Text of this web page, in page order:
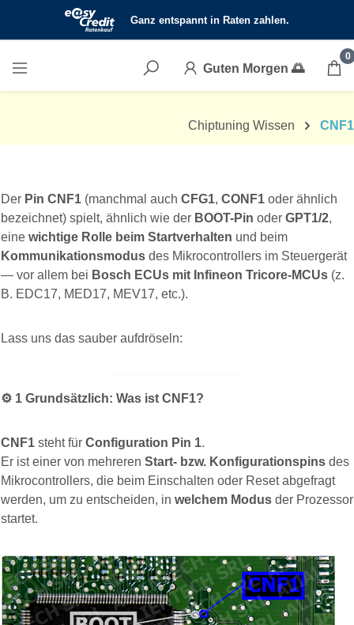
Zum Hauptinhalt springen
Guten Morgen 🌅
0
Chiptuning Wissen CNF1
Der Pin CNF1 (manchmal auch CFG1, CONF1 oder ähnlich
bezeichnet) spielt, ähnlich wie der BOOT-Pin oder GPT1/2,
eine wichtige Rolle beim Startverhalten und beim
Kommunikationsmodus des Mikrocontrollers im Steuergerät
— vor allem bei Bosch ECUs mit Infineon Tricore-MCUs (z.
B. EDC17, MED17, MEV17, etc.).
Lass uns das sauber aufdröseln:
⚙️ 1️ Grundsätzlich: Was ist CNF1?
CNF1 steht für Configuration Pin 1.
Er ist einer von mehreren Start- bzw. Konfigurationspins des
Mikrocontrollers, die beim Einschalten oder Reset abgefragt
werden, um zu entscheiden, in welchem Modus der Prozessor
startet.